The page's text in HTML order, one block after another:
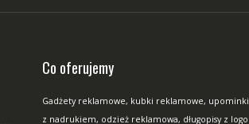
Co oferujemy
Gadżety reklamowe, kubki reklamowe, upominki
z nadrukiem, odzież reklamowa, długopisy z logo